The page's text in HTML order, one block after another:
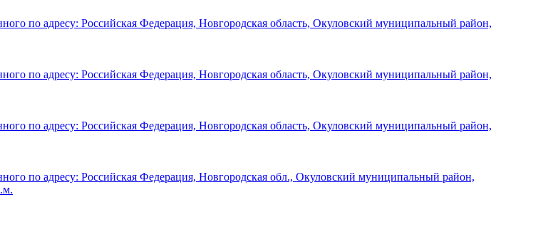
по адресу: Российская Федерация, Новгородская область, Окуловский муниципальный район,
по адресу: Российская Федерация, Новгородская область, Окуловский муниципальный район,
по адресу: Российская Федерация, Новгородская область, Окуловский муниципальный район,
по адресу: Российская Федерация, Новгородская обл., Окуловский муниципальный район,